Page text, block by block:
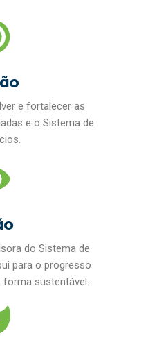
e fortalecer as
e o Sistema de
do Sistema de
para o progresso
sustentável.